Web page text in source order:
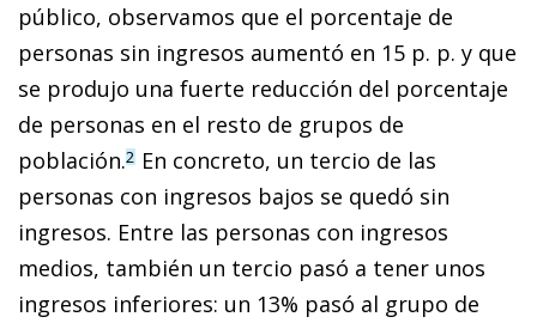
público, observamos que el porcentaje de
personas sin ingresos aumentó en 15 p. p. y que
se produjo una fuerte reducción del porcentaje
de personas en el resto de grupos de
población.2 En concreto, un tercio de las
personas con ingresos bajos se quedó sin
ingresos. Entre las personas con ingresos
medios, también un tercio pasó a tener unos
ingresos inferiores: un 13% pasó al grupo de